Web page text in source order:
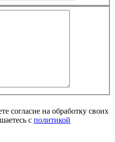
согласие на обработку своих
с политикой